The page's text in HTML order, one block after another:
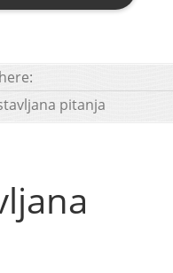
pitanja